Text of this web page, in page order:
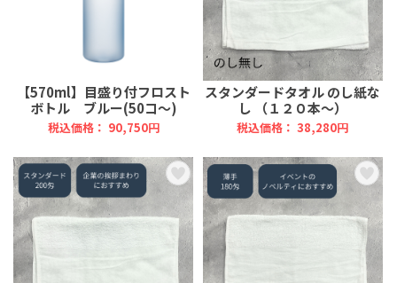
【570ml】目盛り付フロスト
ボトル ブルー(50コ～)
税込価格： 90,750円
スタンダードタオル のし紙な
し （１２０本～）
税込価格： 38,280円